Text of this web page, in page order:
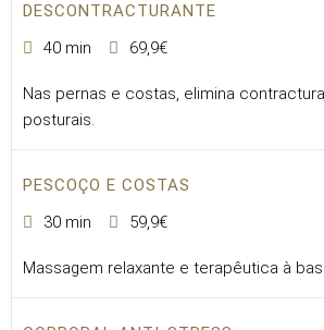
DESCONTRACTURANTE
40 min
69,9€
Nas pernas e costas, elimina
posturais.
PESCOÇO E COSTAS
30 min
59,9€
Massagem relaxante e terapêutica à